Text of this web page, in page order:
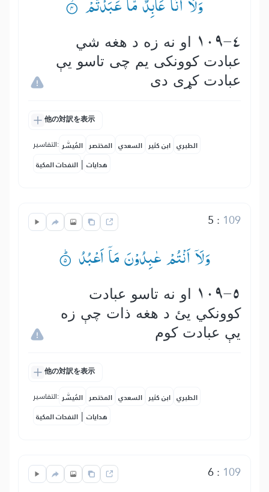
109-4 او نه زه د هغه شي
عبادت كوونكى یم چی تاسو يې
عبادت كړى دى
他の対訳を表示
التفاسير: المُيسَّر المختصر السعدي ابن كثير الطبري
النفحات المكية | هدايات
5 : 109
وَلَاۤ اَنْتُمْ عٰبِدُوْنَ مَاۤ اَعْبُدُ ۟ؕ
109-5 او نه تاسو عبادت
كوونكي یئ د هغه ذات چې زه
يې عبادت كوم
他の対訳を表示
التفاسير: المُيسَّر المختصر السعدي ابن كثير الطبري
النفحات المكية | هدايات
6: 109